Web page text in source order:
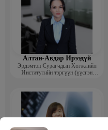
Алтан-Авдар Ирээдүй
Эрдэмтэн Сурагчдын Хөгжлийн
Институтийн тэргүүн (үүсгэн